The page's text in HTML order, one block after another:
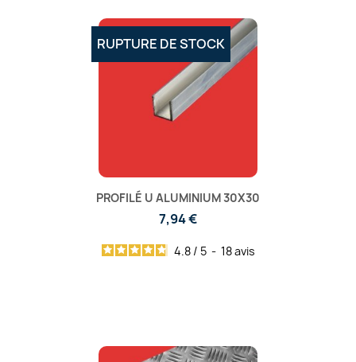
PROFILÉ U ALUMINIUM 30X30
7,94 €
4.8 / 5 - 18avis
RUPTURE DE STOCK